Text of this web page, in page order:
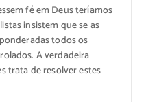
fé em Deus teríamos
insistem que se as
todos os
A verdadeira
trata de resolver estes